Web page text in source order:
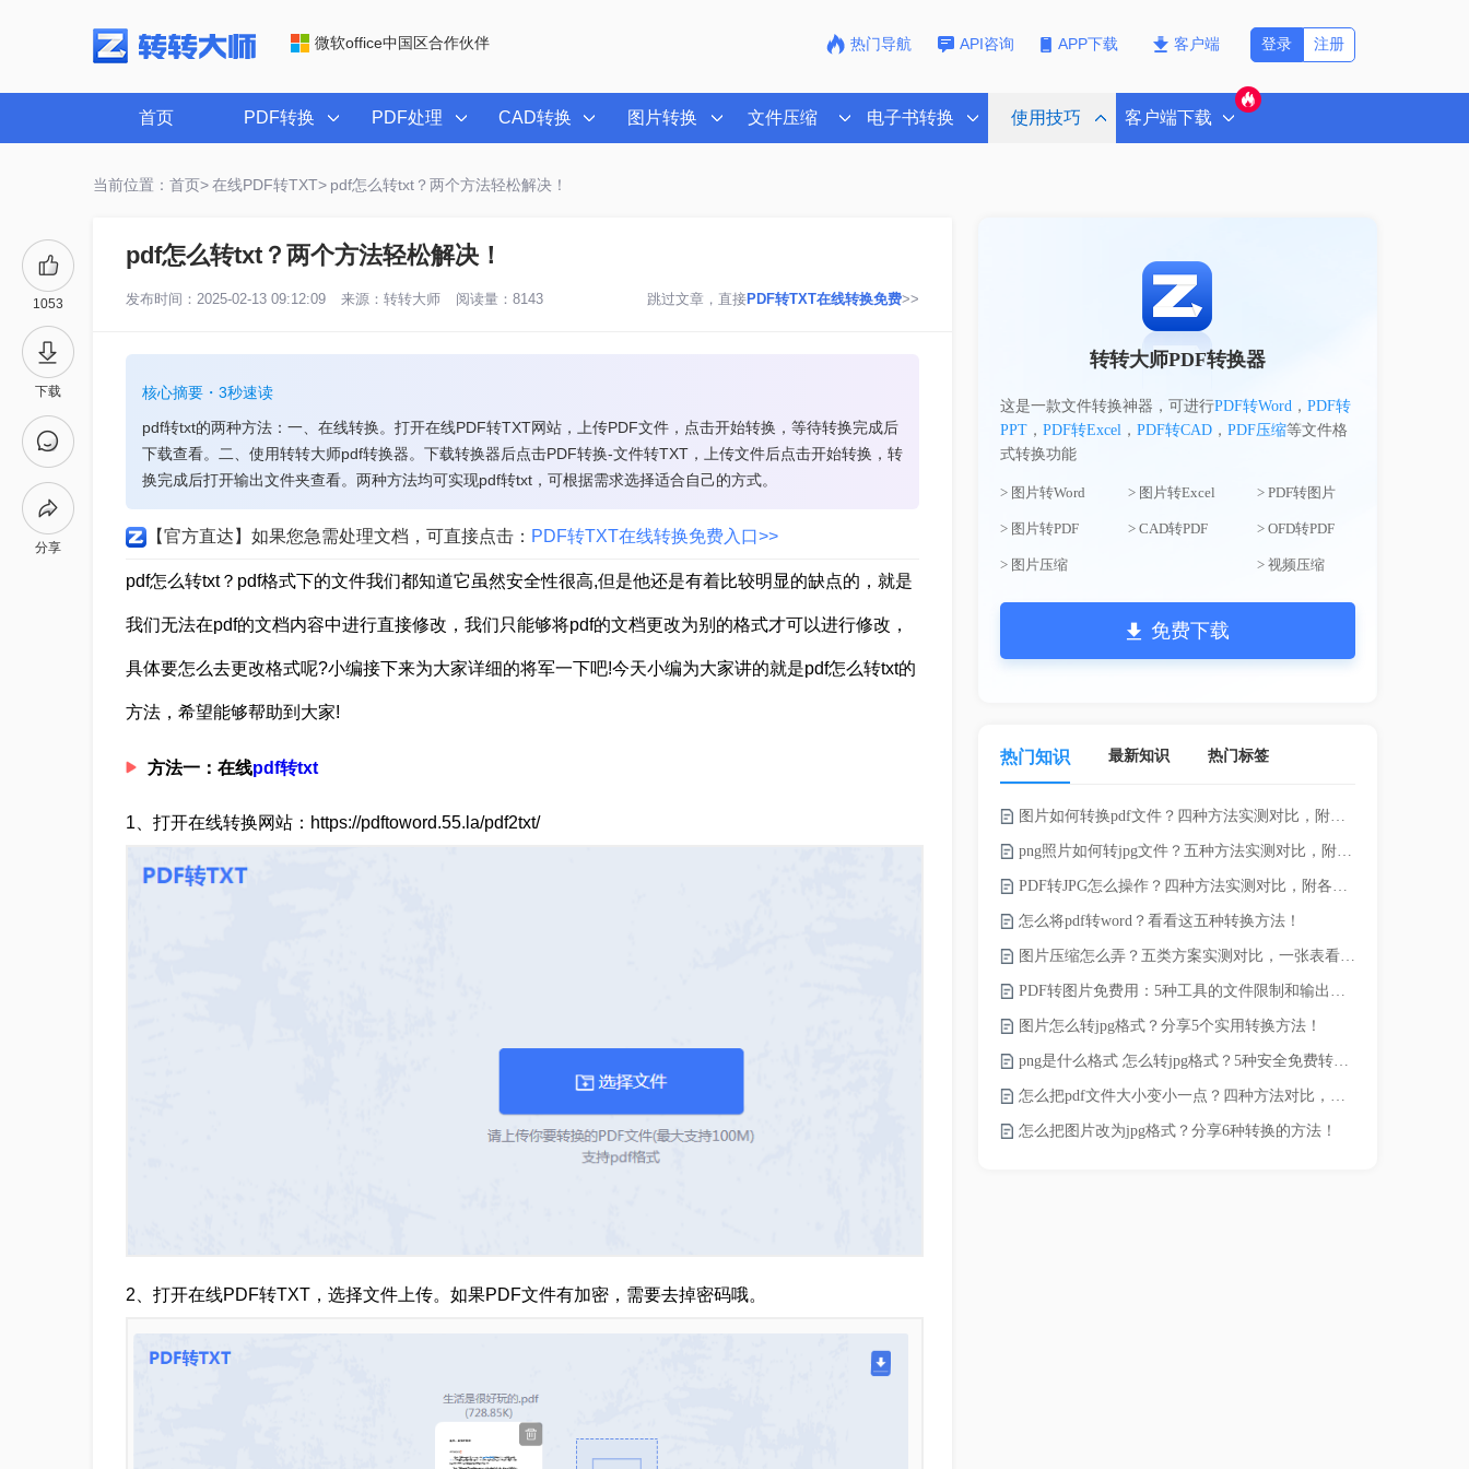
微软office中国区合作伙伴 热门导航 API咨询 APP下载 客户端 注册
登录
首页 PDF转换 PDF处理 CAD转换 图片转换 文件压缩 电子书转换 使用技巧 客户端下载
当前位置：首页> 在线PDF转TXT> pdf怎么转txt？两个方法轻松解决！
1053
下载
分享
pdf怎么转txt？两个方法轻松解决！
发布时间：2025-02-13 09:12:09 来源： 转转大师 阅读量：8143 跳过文章，直接PDF转TXT在线转换免费>>
核心摘要・3秒速读
pdf转txt的两种方法：一、在线转换。打开在线PDF转TXT网站，上传PDF文件，点击开始转换，等待转换完成后
下载查看。二、使用转转大师pdf转换器。下载转换器后点击PDF转换-文件转TXT，上传文件后点击开始转换，转
换完成后打开输出文件夹查看。两种方法均可实现pdf转txt，可根据需求选择适合自己的方式。
【官方直达】如果您急需处理文档，可直接点击： PDF转TXT在线转换免费入口>>
pdf怎么转txt？pdf格式下的文件我们都知道它虽然安全性很高,但是他还是有着比较明显的缺点的，就是
我们无法在pdf的文档内容中进行直接修改，我们只能够将pdf的文档更改为别的格式才可以进行修改，
具体要怎么去更改格式呢?小编接下来为大家详细的将军一下吧!今天小编为大家讲的就是pdf怎么转txt的
方法，希望能够帮助到大家!
方法一：在线pdf转txt
1、打开在线转换网站：https://pdftoword.55.la/pdf2txt/
2、打开在线PDF转TXT，选择文件上传。如果PDF文件有加密，需要去掉密码哦。
转转大师PDF转换器
这是一款文件转换神器，可进行PDF转Word， PDF转
PPT， PDF转Excel， PDF转CAD， PDF压缩等文件格
式转换功能
> 图片转Word > 图片转Excel > PDF转图片
> 图片转PDF > CAD转PDF > OFD转PDF
> 图片压缩 > 视频压缩
免费下载
热门知识 最新知识 热门标签
图片如何转换pdf文件？四种方法实测对比，附各场景最优选！
png照片如何转jpg文件？五种方法实测对比，附各场景最优选!！
PDF转JPG怎么操作？四种方法实测对比，附各场景最优选！
怎么将pdf转word？看看这五种转换方法！
图片压缩怎么弄？五类方案实测对比，一张表看懂怎么选！
PDF转图片免费用：5种工具的文件限制和输出质量对比！
图片怎么转jpg格式？分享5个实用转换方法！
png是什么格式 怎么转jpg格式？5种安全免费转换方法全解析！
怎么把pdf文件大小变小一点？四种方法对比，一看就懂！
怎么把图片改为jpg格式？分享6种转换的方法！